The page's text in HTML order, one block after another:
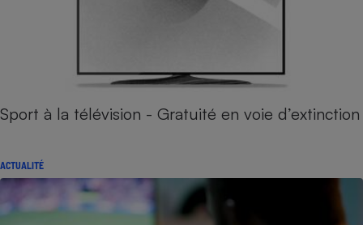
Sport à la télévision - Gratuité en voie d’extinction
ACTUALITÉ